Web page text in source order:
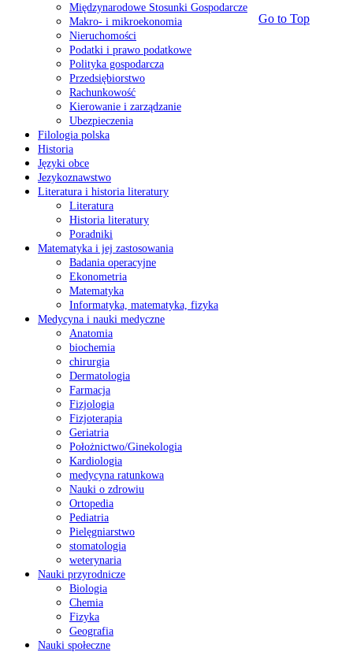
Międzynarodowe Stosunki Gospodarcze
Makro- i mikroekonomia
Nieruchomości
Podatki i prawo podatkowe
Polityka gospodarcza
Przedsiębiorstwo
Rachunkowość
Kierowanie i zarządzanie
Ubezpieczenia
Filologia polska
Historia
Języki obce
Jezykoznawstwo
Literatura i historia literatury
Literatura
Historia literatury
Poradniki
Matematyka i jej zastosowania
Badania operacyjne
Ekonometria
Matematyka
Informatyka, matematyka, fizyka
Medycyna i nauki medyczne
Anatomia
biochemia
chirurgia
Dermatologia
Farmacja
Fizjologia
Fizjoterapia
Geriatria
Położnictwo/Ginekologia
Kardiologia
medycyna ratunkowa
Nauki o zdrowiu
Ortopedia
Pediatria
Pielęgniarstwo
stomatologia
weterynaria
Nauki przyrodnicze
Biologia
Chemia
Fizyka
Geografia
Nauki społeczne
Go to Top